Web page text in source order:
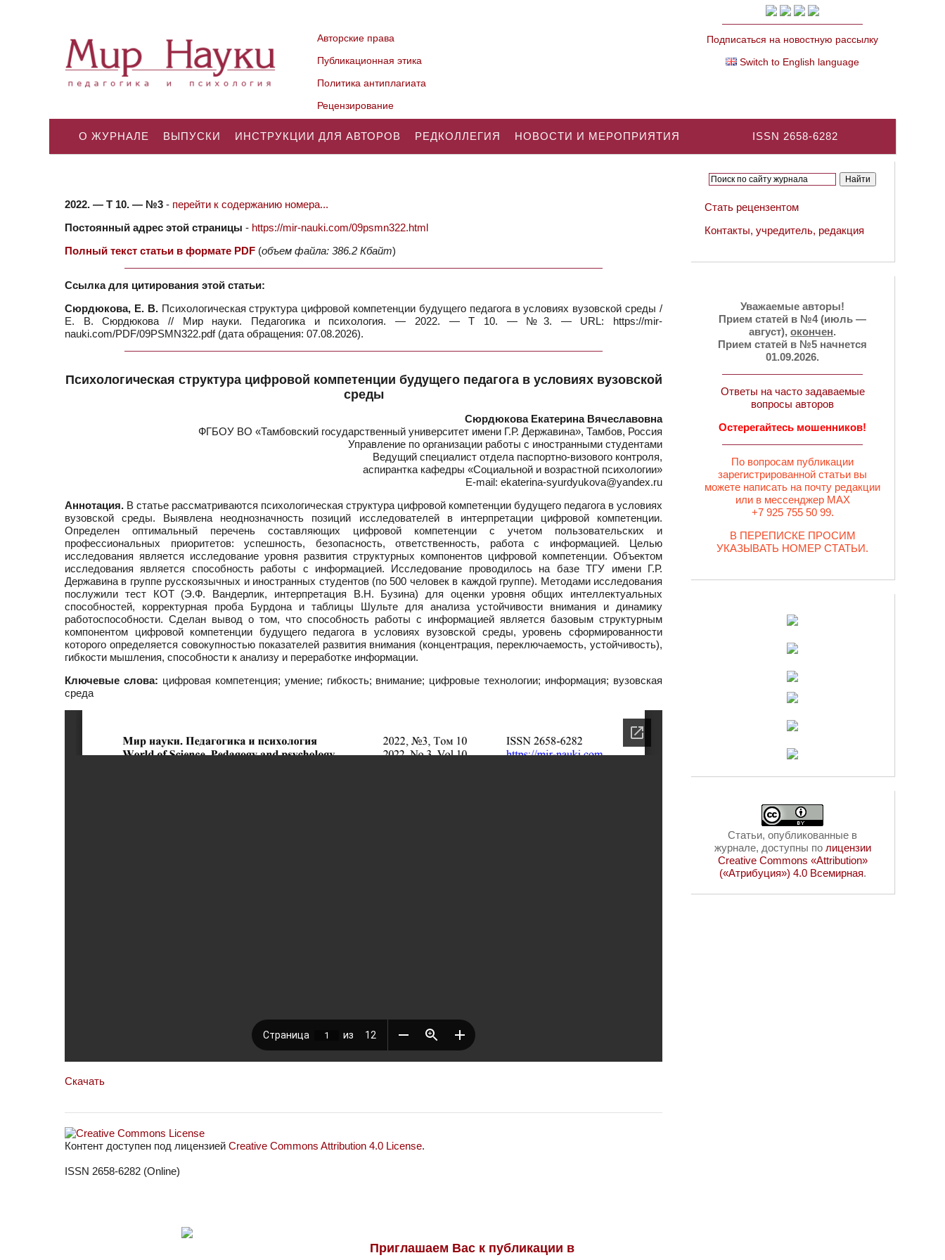
Авторские права
Публикационная этика
Политика антиплагиата
Рецензирование
Подписаться на новостную рассылку
Switch to English language
ISSN 2658-6282
О ЖУРНАЛЕ ВЫПУСКИ ИНСТРУКЦИИ ДЛЯ АВТОРОВ РЕДКОЛЛЕГИЯ НОВОСТИ И МЕРОПРИЯТИЯ
2022. — Т 10. — №3 - перейти к содержанию номера...
Постоянный адрес этой страницы - https://mir-nauki.com/09psmn322.html
Полный текст статьи в формате PDF (объем файла: 386.2 Кбайт)
Ссылка для цитирования этой статьи:
Сюрдюкова, Е. В.Психологическая структура цифровой компетенции будущего педагога в условиях вузовской среды /
Е. В. Сюрдюкова // Мир науки. Педагогика и психология. — 2022. — Т 10. — №3. — URL: https://mir-
nauki.com/PDF/09PSMN322.pdf (дата обращения: 07.08.2026).
Психологическая структура цифровой компетенции будущего педагога в условиях вузовской
среды
Сюрдюкова Екатерина Вячеславовна
ФГБОУ ВО «Тамбовский государственный университет имени Г.Р. Державина», Тамбов, Россия
Управление по организации работы с иностранными студентами
Ведущий специалист отдела паспортно-визового контроля,
аспирантка кафедры «Социальной и возрастной психологии»
E-mail: ekaterina-syurdyukova@yandex.ru
Аннотация. В статье рассматриваются психологическая структура цифровой компетенции будущего педагога в условиях
вузовской среды. Выявлена неоднозначность позиций исследователей в интерпретации цифровой компетенции.
Определен оптимальный перечень составляющих цифровой компетенции с учетом пользовательских и
профессиональных приоритетов: успешность, безопасность, ответственность, работа с информацией. Целью
исследования является исследование уровня развития структурных компонентов цифровой компетенции. Объектом
исследования является способность работы с информацией. Исследование проводилось на базе ТГУ имени Г.Р.
Державина в группе русскоязычных и иностранных студентов (по 500 человек в каждой группе). Методами исследования
послужили тест КОТ (Э.Ф. Вандерлик, интерпретация В.Н. Бузина) для оценки уровня общих интеллектуальных
способностей, корректурная проба Бурдона и таблицы Шульте для анализа устойчивости внимания и динамику
работоспособности. Сделан вывод о том, что способность работы с информацией является базовым структурным
компонентом цифровой компетенции будущего педагога в условиях вузовской среды, уровень сформированности
которого определяется совокупностью показателей развития внимания (концентрация, переключаемость, устойчивость),
гибкости мышления, способности к анализу и переработке информации.
Ключевые слова: цифровая компетенция; умение; гибкость; внимание; цифровые технологии; информация; вузовская
среда
Скачать
Контент доступен под лицензией Creative Commons Attribution 4.0 License.
ISSN 2658-6282 (Online)
Стать рецензентом
Контакты, учредитель, редакция
Уважаемые авторы!
Прием статей в №4 (июль —
август), окончен.
Прием статей в №5 начнется
01.09.2026.
Ответы на часто задаваемые
вопросы авторов
Остерегайтесь мошенников!
По вопросам публикации
зарегистрированной статьи вы
можете написать на почту редакции
или в мессенджер MAX
+7 925 755 50 99.
В ПЕРЕПИСКЕ ПРОСИМ
УКАЗЫВАТЬ НОМЕР СТАТЬИ.
Статьи, опубликованные в
журнале, доступны по лицензии
Creative Commons «Attribution»
(«Атрибуция») 4.0 Всемирная.
Приглашаем Вас к публикации в